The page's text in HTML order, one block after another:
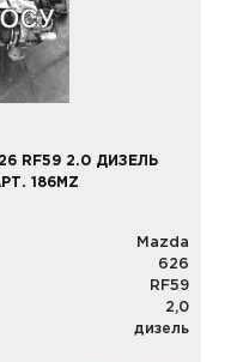
RF59 2.0 ДИЗЕЛЬ
186MZ
Mazda
626
RF59
2,0
дизель